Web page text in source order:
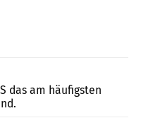
das am häufigsten